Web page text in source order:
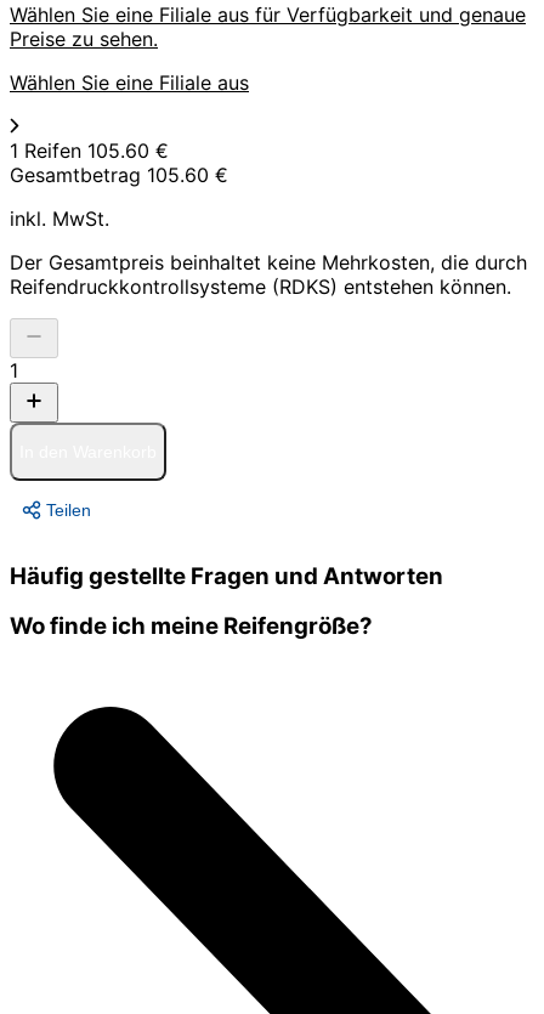
Wählen Sie eine Filiale aus für Verfügbarkeit und genaue
Preise zu sehen.
Wählen Sie eine Filiale aus
1 Reifen 105.60 €
Gesamtbetrag 105.60 €
inkl. MwSt.
Der Gesamtpreis beinhaltet keine Mehrkosten, die durch
Reifendruckkontrollsysteme (RDKS) entstehen können.
1
Teilen
Häufig gestellte Fragen und Antworten
Wo finde ich meine Reifengröße?